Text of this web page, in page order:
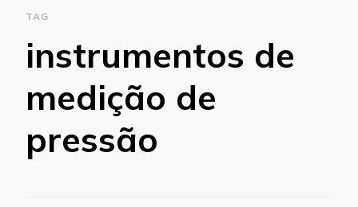
TAG
instrumentos de
medição de
pressão